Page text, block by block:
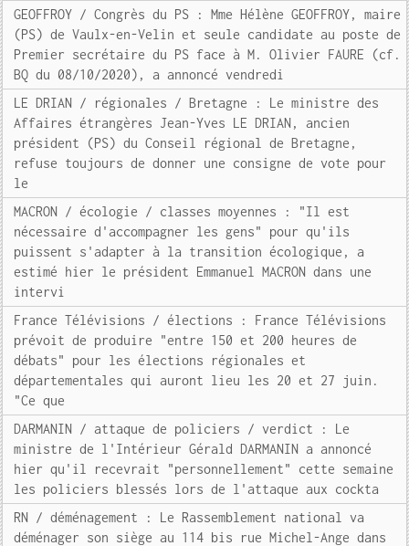
GEOFFROY / Congrès du PS : Mme Hélène GEOFFROY, maire
(PS) de Vaulx-en-Velin et seule candidate au poste de
Premier secrétaire du PS face à M. Olivier FAURE (cf.
BQ du 08/10/2020), a annoncé vendredi
LE DRIAN / régionales / Bretagne : Le ministre des
Affaires étrangères Jean-Yves LE DRIAN, ancien
président (PS) du Conseil régional de Bretagne,
refuse toujours de donner une consigne de vote pour
le
MACRON / écologie / classes moyennes : "Il est
nécessaire d'accompagner les gens" pour qu'ils
puissent s'adapter à la transition écologique, a
estimé hier le président Emmanuel MACRON dans une
intervi
France Télévisions / élections : France Télévisions
prévoit de produire "entre 150 et 200 heures de
débats" pour les élections régionales et
départementales qui auront lieu les 20 et 27 juin.
"Ce que
DARMANIN / attaque de policiers / verdict : Le
ministre de l'Intérieur Gérald DARMANIN a annoncé
hier qu'il recevrait "personnellement" cette semaine
les policiers blessés lors de l'attaque aux cockta
RN / déménagement : Le Rassemblement national va
déménager son siège au 114 bis rue Michel-Ange dans